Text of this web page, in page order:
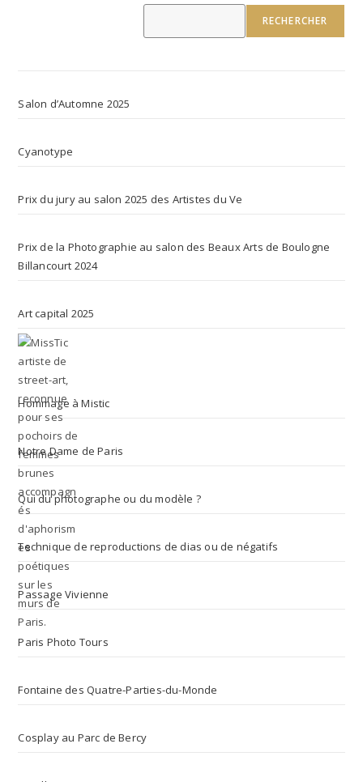
nouvelnouvel
RECHERCHER
Salon d’Automne 2025
Cyanotype
Prix du jury au salon 2025 des Artistes du Ve
Prix de la Photographie au salon des Beaux Arts de Boulogne
Billancourt 2024
Art capital 2025
Hommage à Mistic
Notre Dame de Paris
Qui du photographe ou du modèle ?
Technique de reproductions de dias ou de négatifs
Passage Vivienne
Paris Photo Tours
Fontaine des Quatre-Parties-du-Monde
Cosplay au Parc de Bercy